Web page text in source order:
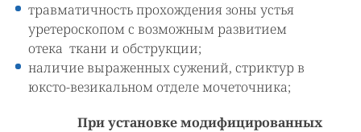
травматичность прохождения зоны устья
уретероскопом с возможным развитием
отека ткани и обструкции;
наличие выраженных сужений, стриктур в
юксто-везикальном отделе мочеточника;
При установке модифицированных